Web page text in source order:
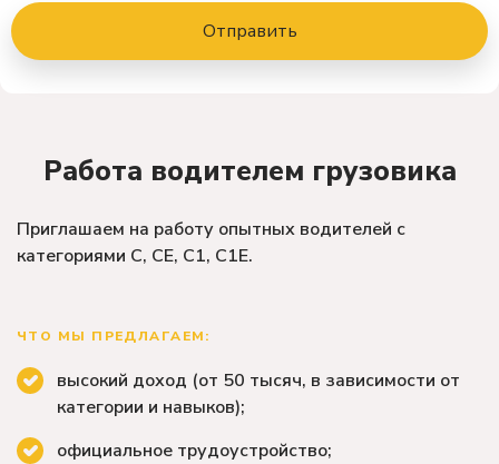
Работа водителем грузовика
Приглашаем на работу опытных водителей с
категориями C, CE, C1, C1E.
ЧТО МЫ ПРЕДЛАГАЕМ:
высокий доход (от 50 тысяч, в зависимости от
категории и навыков);
официальное трудоустройство;